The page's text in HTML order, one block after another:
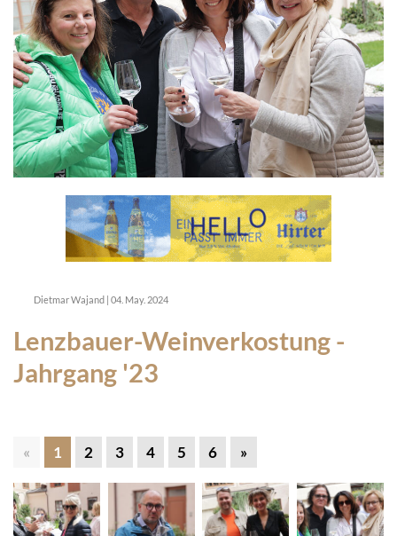
Dietmar Wajand | 04. May. 2024
Lenzbauer-Weinverkostung -
Jahrgang '23
« 1 2 3 4 5 6 »